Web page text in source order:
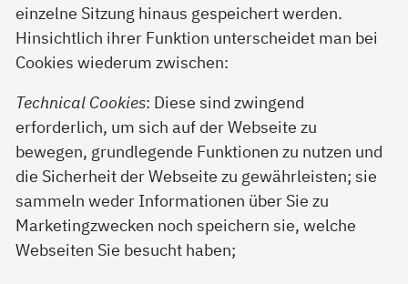
einzelne Sitzung hinaus gespeichert werden.
Hinsichtlich ihrer Funktion unterscheidet man bei
Cookies wiederum zwischen:
Technical Cookies: Diese sind zwingend
erforderlich, um sich auf der Webseite zu
bewegen, grundlegende Funktionen zu nutzen und
die Sicherheit der Webseite zu gewährleisten; sie
sammeln weder Informationen über Sie zu
Marketingzwecken noch speichern sie, welche
Webseiten Sie besucht haben;